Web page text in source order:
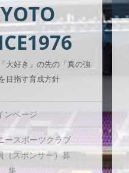
大好き」の先の「真の強
目指す育成方針
ンページ
ースポーツクラブ
（スポンサー）募
集